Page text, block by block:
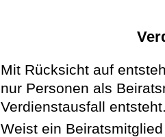
Mit Rücksicht auf
nur Personen als
Verdienstausfall
Weist ein